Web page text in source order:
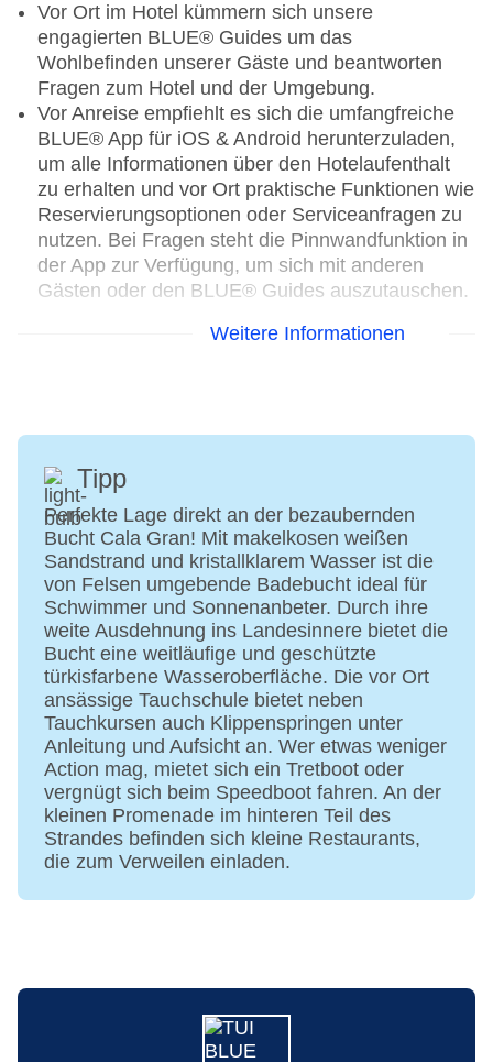
Vor Ort im Hotel kümmern sich unsere
engagierten BLUE® Guides um das
Wohlbefinden unserer Gäste und beantworten
Fragen zum Hotel und der Umgebung.
Vor Anreise empfiehlt es sich die umfangfreiche
BLUE® App für iOS & Android herunterzuladen,
um alle Informationen über den Hotelaufenthalt
zu erhalten und vor Ort praktische Funktionen wie
Reservierungsoptionen oder Serviceanfragen zu
nutzen. Bei Fragen steht die Pinnwandfunktion in
der App zur Verfügung, um sich mit anderen
Gästen oder den BLUE® Guides auszutauschen.
Mindestalter in der Unterkunft: 16 Jahre
Check-out Zeit bis 12:00 Uhr
Early Check-in: gegen Gebühr
Late Check-out: gegen Gebühr
Hoteleröffnung: 1984
Letzte Komplettrenovierung: 2014
Rezeption, Geldwechsel möglich
Gästebetreuung: Sprachen: deutsch, englisch,
spanisch
Lift
Gemeinschaftslounge/TV-Bereich
Gartenanlage, Sonnenterrasse
Pools: 2
Pool: Outdoor, Daybeds: gegen Gebühr, Liegen:
ohne Gebühr, Sonnenschirme: ohne Gebühr
Pool „Hallenbad“: Indoor
Badetücher: ohne Gebühr
Souvenirshop
Internet: WLAN/WiFi, im gesamten Hotel
(Anlage): ohne Gebühr
Gebäudeanzahl: 2, Etagen: 5, Zimmer: 211
Landeskategorie: 3 Sterne
Weitere Informationen
Tipp
Perfekte Lage direkt an der bezaubernden
Bucht Cala Gran! Mit makelkosen weißen
Sandstrand und kristallklarem Wasser ist die
von Felsen umgebende Badebucht ideal für
Schwimmer und Sonnenanbeter. Durch ihre
weite Ausdehnung ins Landesinnere bietet die
Bucht eine weitläufige und geschützte
türkisfarbene Wasseroberfläche. Die vor Ort
ansässige Tauchschule bietet neben
Tauchkursen auch Klippenspringen unter
Anleitung und Aufsicht an. Wer etwas weniger
Action mag, mietet sich ein Tretboot oder
vergnügt sich beim Speedboot fahren. An der
kleinen Promenade im hinteren Teil des
Strandes befinden sich kleine Restaurants,
die zum Verweilen einladen.